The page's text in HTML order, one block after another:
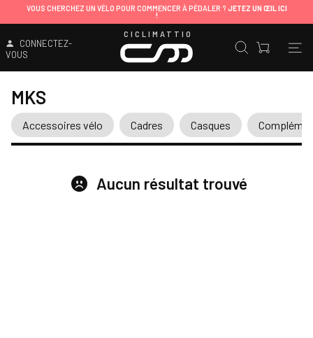
VOUS CHERCHEZ UN VÉLO POUR COMMENCER À PÉDALER ? JETEZ UN ŒIL ICI
!
CONNECTEZ-
VOUS
CICLIMATTIO
MKS
Accessoires vélo Cadres Casques
Aucun résultat trouvé